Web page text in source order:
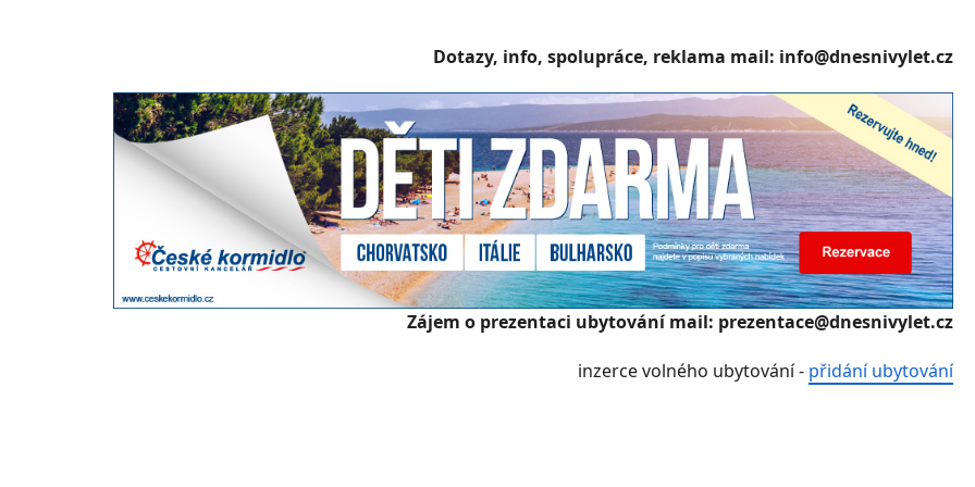
Dotazy, info, spolupráce, reklama mail: info@dnesnivylet.cz
Zájem o prezentaci ubytování mail: prezentace@dnesnivylet.cz
inzerce volného ubytování - přidání ubytování